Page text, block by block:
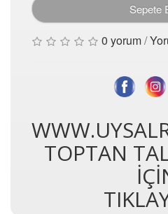
Sepete
0 yorum/
TOPTAN